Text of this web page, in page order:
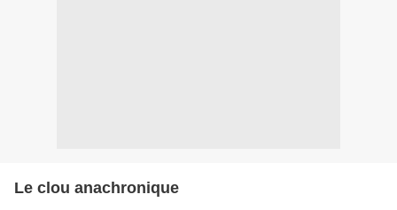
Le clou anachronique